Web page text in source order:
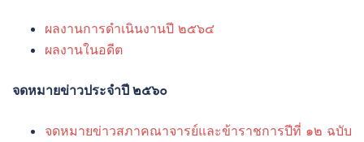
ผลงานการดำเนินงานปี ๒๕๖๔
ผลงานในอดีต
จดหมายข่าวประจำปี ๒๕๖๐
จดหมายข่าวสภาคณาจารย์และข้าราชการปีที่ ๑๒ ฉบับ